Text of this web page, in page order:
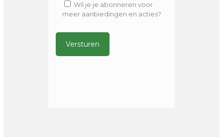
Wil je je abonneren voor
meer aanbiedingen en acties?